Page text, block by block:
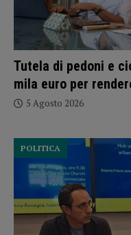
Tutela di pedoni e
mila euro per
5 Agosto 2026
POLITICA